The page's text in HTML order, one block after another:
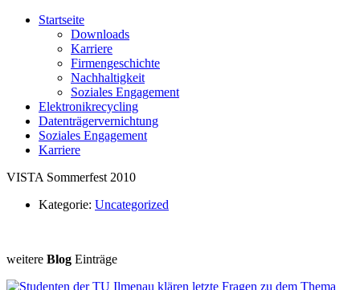
Startseite
Downloads
Karriere
Firmengeschichte
Nachhaltigkeit
Soziales Engagement
Elektronikrecycling
Datenträgervernichtung
Soziales Engagement
Karriere
VISTA Sommerfest 2010
Kategorie: Uncategorized
weitere Blog Einträge